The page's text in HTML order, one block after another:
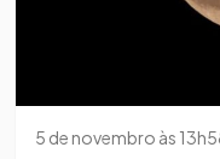
5 de novembro às